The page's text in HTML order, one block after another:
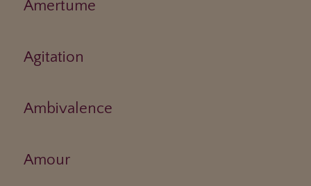
Amertume
Agitation
Ambivalence
Amour